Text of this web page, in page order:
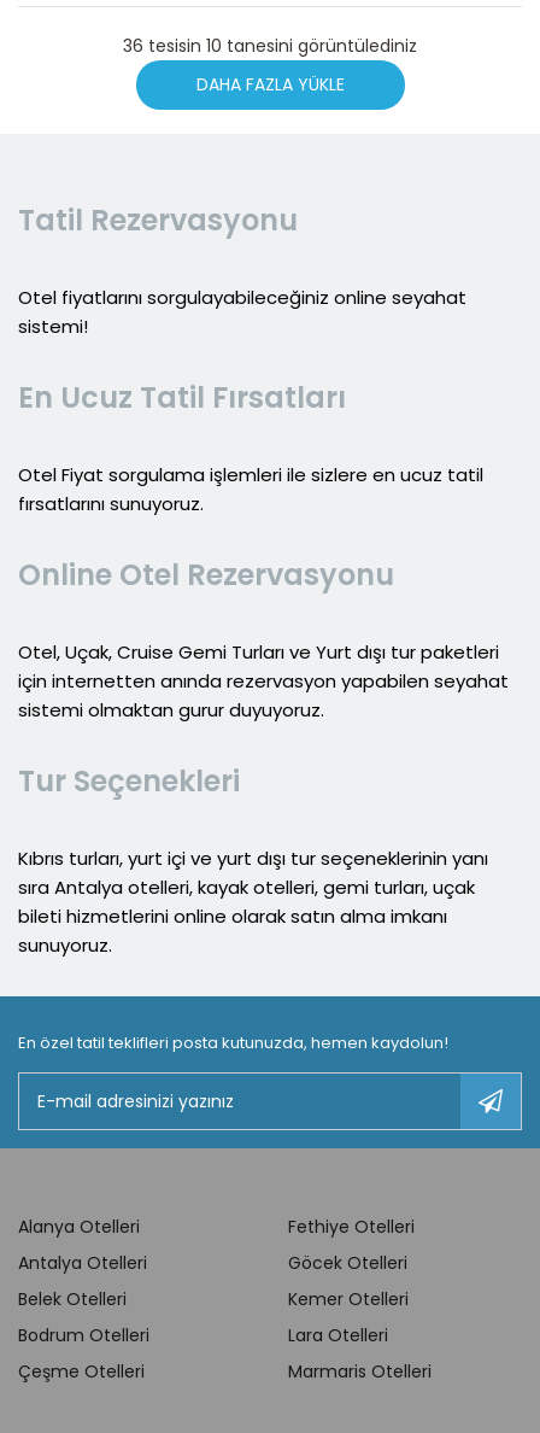
36 tesisin 10 tanesini görüntülediniz
DAHA FAZLA YÜKLE
Tatil Rezervasyonu
Otel fiyatlarını sorgulayabileceğiniz online seyahat
sistemi!
En Ucuz Tatil Fırsatları
Otel Fiyat sorgulama işlemleri ile sizlere en ucuz tatil
fırsatlarını sunuyoruz.
Online Otel Rezervasyonu
Otel, Uçak, Cruise Gemi Turları ve Yurt dışı tur paketleri
için internetten anında rezervasyon yapabilen seyahat
sistemi olmaktan gurur duyuyoruz.
Tur Seçenekleri
Kıbrıs turları, yurt içi ve yurt dışı tur seçeneklerinin yanı
sıra Antalya otelleri, kayak otelleri, gemi turları, uçak
bileti hizmetlerini online olarak satın alma imkanı
sunuyoruz.
En özel tatil teklifleri posta kutunuzda, hemen kaydolun!
Alanya Otelleri
Antalya Otelleri
Belek Otelleri
Bodrum Otelleri
Çeşme Otelleri
Fethiye Otelleri
Göcek Otelleri
Kemer Otelleri
Lara Otelleri
Marmaris Otelleri